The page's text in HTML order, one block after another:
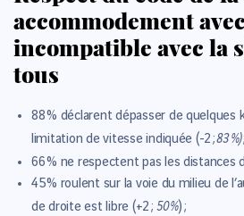
accommodement
incompatible avec la
tous
88 % déclarent dépasser de quelques
limitation de vitesse indiquée (-2 ;83 %);
66 % ne respectent pas les distances
45 % roulent sur la voie du milieu de
de droite est libre (+2 ;50 %) ;